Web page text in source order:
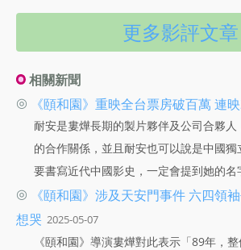
更多影評文章
相關新聞
◎
《頤和園》重映全台票房破百萬 連
耐安是婁燁長期的製片夥伴及公司合夥
的合作關係，並且耐安也可以說是中國
要書寫近代中國影史，一定會提到她的名
◎
《頤和園》涉及天安門事件 六四領
想哭 2025-05-07
《頤和園》導演婁燁對此表示「89年，